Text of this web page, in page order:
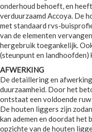
onderhoud behoeft, en
verduurzaamd Accoya. De
met standaard rvs-
van de elementen
hergebruik toegankelijk.
(steunpunt en
AFWERKING
De detaillering en
duurzaamheid. Door het
ontstaat een voldoende
De houten liggers zijn
kan ademen en doordat het
opzichte van de houten